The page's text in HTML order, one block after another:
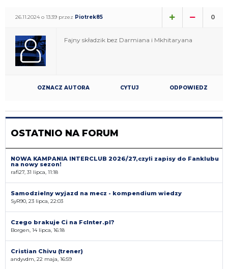
26.11.2024 o 13:39 przez Piotrek85 0
Fajny składzik bez Darmiana i Mkhitaryana
OZNACZ AUTORA CYTUJ ODPOWIEDZ
OSTATNIO NA FORUM
NOWA KAMPANIA INTERCLUB 2026/27,czyli zapisy do Fanklubu
na nowy sezon!
rafi27, 31 lipca, 11:18
Samodzielny wyjazd na mecz - kompendium wiedzy
SyR90, 23 lipca, 22:03
Czego brakuje Ci na FcInter.pl?
Borgen, 14 lipca, 16:18
Cristian Chivu (trener)
andyvdm, 22 maja, 16:59